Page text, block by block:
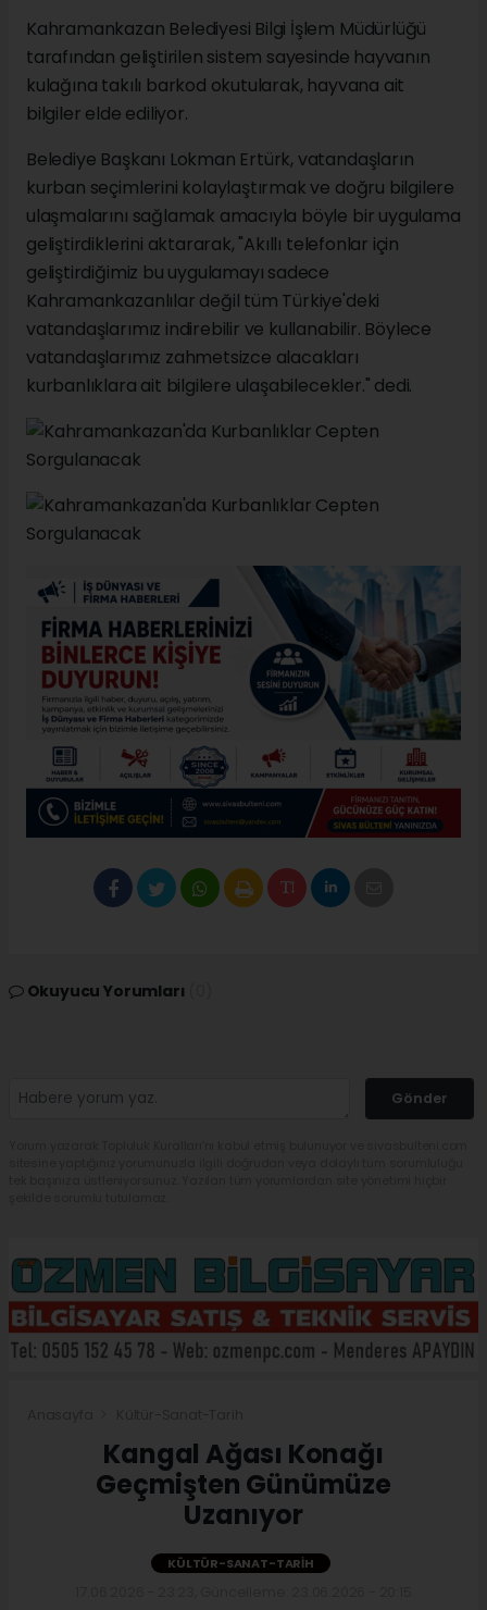
Kahramankazan Belediyesi Bilgi İşlem Müdürlüğü
tarafından geliştirilen sistem sayesinde hayvanın
kulağına takılı barkod okutularak, hayvana ait
bilgiler elde ediliyor.
Belediye Başkanı Lokman Ertürk, vatandaşların
kurban seçimlerini kolaylaştırmak ve doğru bilgilere
ulaşmalarını sağlamak amacıyla böyle bir uygulama
geliştirdiklerini aktararak, "Akıllı telefonlar için
geliştirdiğimiz bu uygulamayı sadece
Kahramankazanlılar değil tüm Türkiye'deki
vatandaşlarımız indirebilir ve kullanabilir. Böylece
vatandaşlarımız zahmetsizce alacakları
kurbanlıklara ait bilgilere ulaşabilecekler." dedi.
Okuyucu Yorumları
Gönder
Kangal Ağası Konağı
Geçmişten Günümüze
Uzanıyor
KÜLTÜR-SANAT-TARIH